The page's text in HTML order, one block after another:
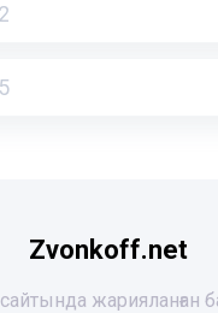
Zvonkoff.net
жарияланған